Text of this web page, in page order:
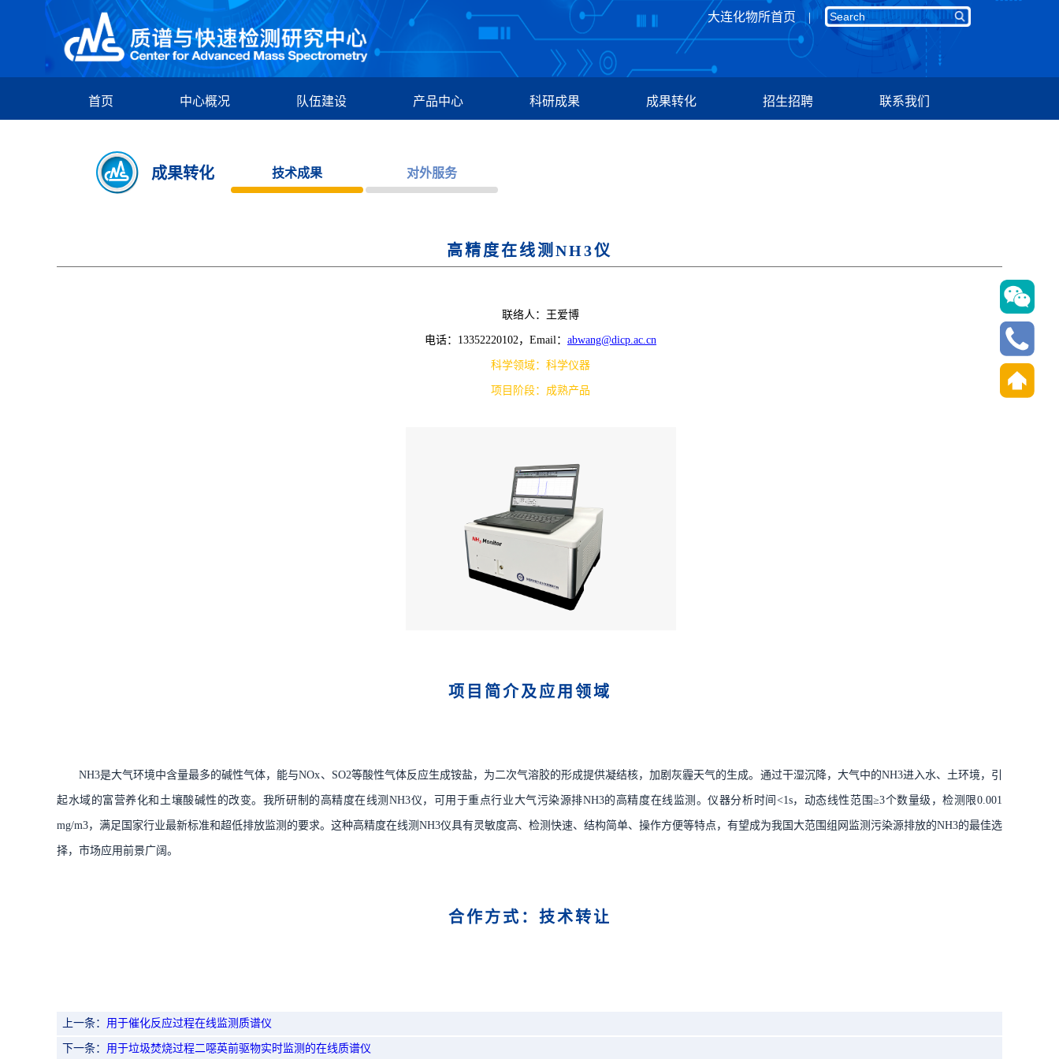
大连化物所首页
首页 中心概况 队伍建设 产品中心 科研成果 成果转化 招生招聘 联系我们
成果转化 技术成果 对外服务
高精度在线测NH3仪
联络人：王爱博
电话：13352220102，Email： abwang@dicp.ac.cn
科学领域：科学仪器
项目阶段：成熟产品
项目简介及应用领域
NH3是大气环境中含量最多的碱性气体，能与NOx、 SO2等酸性气体反应生成铵盐，为二次气溶胶的形成提供凝结核，加剧灰霾天气的生成。通过干湿沉降，大气中的NH3进入水、土环境，引
起水域的富营养化和土壤酸碱性的改变。我所研制的高精度在线测 NH3仪，可用于重点行业大气污染源排NH3的高精度在线监测。仪器分析时间 <1s，动态线性范围≥3个数量级，检测限0.001
mg/m3，满足国家行业最新标准和超低排放监测的要求。这种高精度在线测 NH3仪具有灵敏度高、检测快速、结构简单、操作方便等特点，有望成为我国大范围组网监测污染源排放的NH3的最佳选
择，市场应用前景广阔。
合作方式：技术转让
上一条： 用于催化反应过程在线监测质谱仪
下一条： 用于垃圾焚烧过程二噁英前驱物实时监测的在线质谱仪